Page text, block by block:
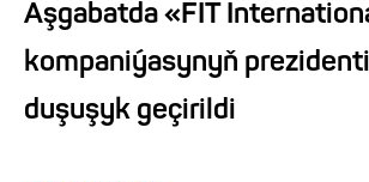
Aşgabatda «FIT
kompaniýasynyň
duşuşyk geçirildi